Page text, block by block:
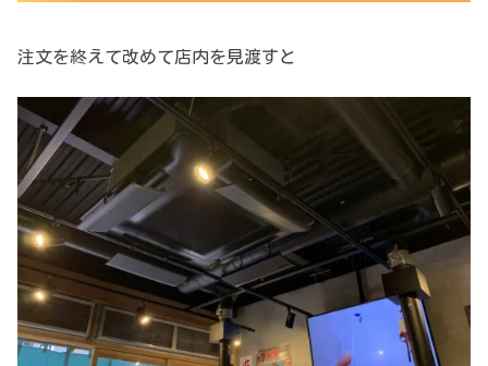
注文を終えて改めて店内を見渡すと